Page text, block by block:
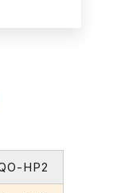
HP2